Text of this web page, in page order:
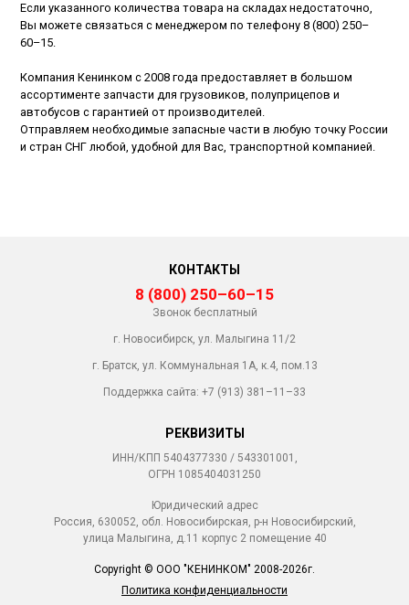
Если указанного количества товара на складах недостаточно,
Вы можете связаться с менеджером по телефону8 (800) 250–
60–15.
Компания Кенинком с 2008 года предоставляет в большом
ассортименте запчасти для грузовиков, полуприцепов и
автобусов с гарантией от производителей.
Отправляем необходимые запасные части в любую точку России
и стран СНГ любой, удобной для Вас, транспортной компанией.
Copyright © ООО "КЕНИНКОМ" 2008-2026г.
Политика конфиденциальности
РЕКВИЗИТЫ
ИНН/КПП 5404377330 / 543301001,
ОГРН 1085404031250
Юридический адрес
Россия, 630052, обл. Новосибирская, р-н Новосибирский,
улица Малыгина, д.11 корпус 2 помещение 40
КОНТАКТЫ
8 (800) 250–60–15
Звонок бесплатный
г. Новосибирск, ул. Малыгина 11/2
г. Братск, ул. Коммунальная 1А, к.4, пом.13
Поддержка сайта: +7 (913) 381–11–33